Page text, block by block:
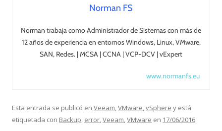
Norman FS
Norman trabaja como Administrador de Sistemas con más de
12 años de experiencia en entornos Windows, Linux, VMware,
SAN, Redes. | MCSA | CCNA | VCP-DCV | vExpert
www.normanfs.eu
Esta entrada se publicó en Veeam,VMware,vSphere y está
etiquetada con Backup, error,Veeam,VMware en 17/06/2016.